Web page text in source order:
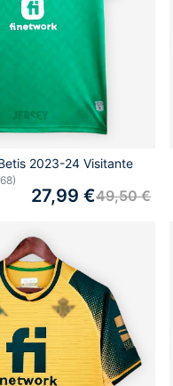
2023-24 Visitante
49,50€
27,99 €